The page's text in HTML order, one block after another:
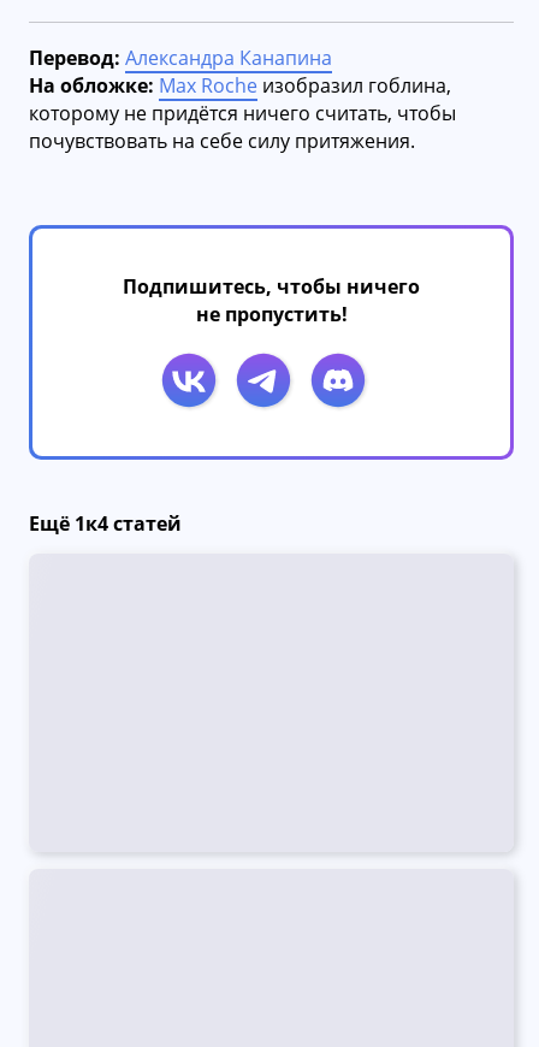
Перевод: Александра Канапина
На обложке: Max Roche изобразил гоблина,
которому не придётся ничего считать, чтобы
почувствовать на себе силу притяжения.
Подпишитесь, чтобы ничего
не пропустить!
Ещё 1к4 статей